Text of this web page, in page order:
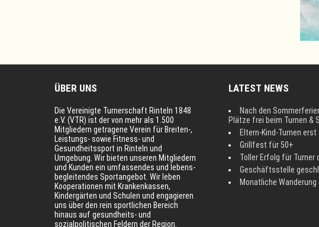
ÜBER UNS
Die Vereinigte Turnerschaft Rinteln 1848
e.V. (VTR) ist der von mehr als 1.500
Mitgliedern getragene Verein für Breiten-,
Leistungs- sowie Fitness- und
Gesundheitssport in Rinteln und
Umgebung. Wir bieten unseren Mitgliedern
und Kunden ein umfassendes und lebens-
begleitendes Sportangebot. Wir leben
Kooperationen mit Krankenkassen,
Kindergärten und Schulen und engagieren
uns über den rein sportlichen Bereich
hinaus auf gesundheits- und
sozialpolitischen Feldern der Region.
LATEST NEWS
Nach den
Plätze frei beim Turnen &
Eltern-Kind-Turnen erst
Grillfest für 50+
Toller Erfolg für Turner
Geschäftsstelle
Monatliche Wanderung